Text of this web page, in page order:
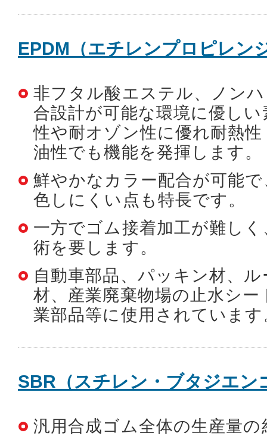
EPDM（エチレンプロピレン
非フタル酸エステル、ノン
合設計が可能な環境に優し
性や耐オゾン性に優れ耐熱
油性でも機能を発揮します。
鮮やかなカラー配合が可能
色しにくい点も特長です。
一方でゴム接着加工が難し
術を要します。
自動車部品、パッキン材、
材、産業廃棄物場の止水シー
業部品等に使用されています
SBR（スチレン・ブタジエン
汎用合成ゴム全体の生産量